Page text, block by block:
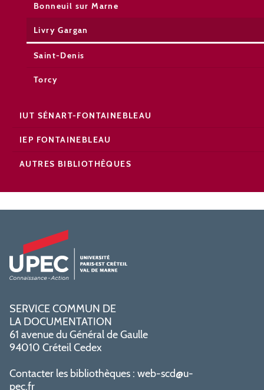
Bonneuil sur Marne
Livry Gargan
Saint-Denis
Torcy
IUT SÉNART-FONTAINEBLEAU
IEP FONTAINEBLEAU
AUTRES BIBLIOTHÈQUES
SERVICE COMMUN DE
LA DOCUMENTATION
61 avenue du Général de Gaulle
94010 Créteil Cedex
Contacter les bibliothèques : web-scd@u-
pec.fr